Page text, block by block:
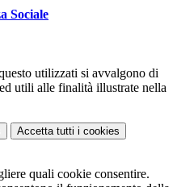
Sociale
utilizzati si avvalgono di
utili alle finalità illustrate nella
Accetta tutti i cookies
quali cookie consentire.